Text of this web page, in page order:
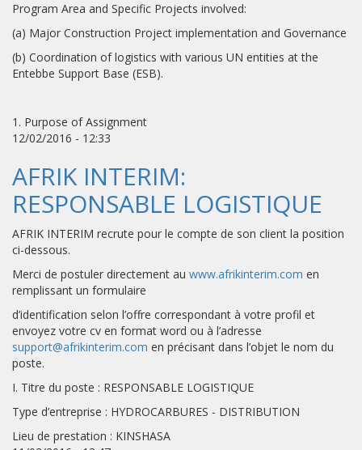
Program Area and Specific Projects involved:
(a) Major Construction Project implementation and Governance
(b) Coordination of logistics with various UN entities at the
Entebbe Support Base (ESB).
1. Purpose of Assignment
12/02/2016 - 12:33
AFRIK INTERIM:
RESPONSABLE LOGISTIQUE
AFRIK INTERIM recrute pour le compte de son client la position
ci-dessous.
Merci de postuler directement au www.afrikinterim.com en
remplissant un formulaire
d’identification selon l’offre correspondant à votre profil et
envoyez votre cv en format word ou à l’adresse
support@afrikinterim.com en précisant dans l’objet le nom du
poste.
I. Titre du poste : RESPONSABLE LOGISTIQUE
Type d’entreprise : HYDROCARBURES - DISTRIBUTION
Lieu de prestation : KINSHASA